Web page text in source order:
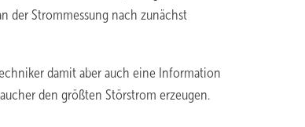
der Strommessung nach zunächst
damit aber auch eine Information
den größten Störstrom erzeugen.